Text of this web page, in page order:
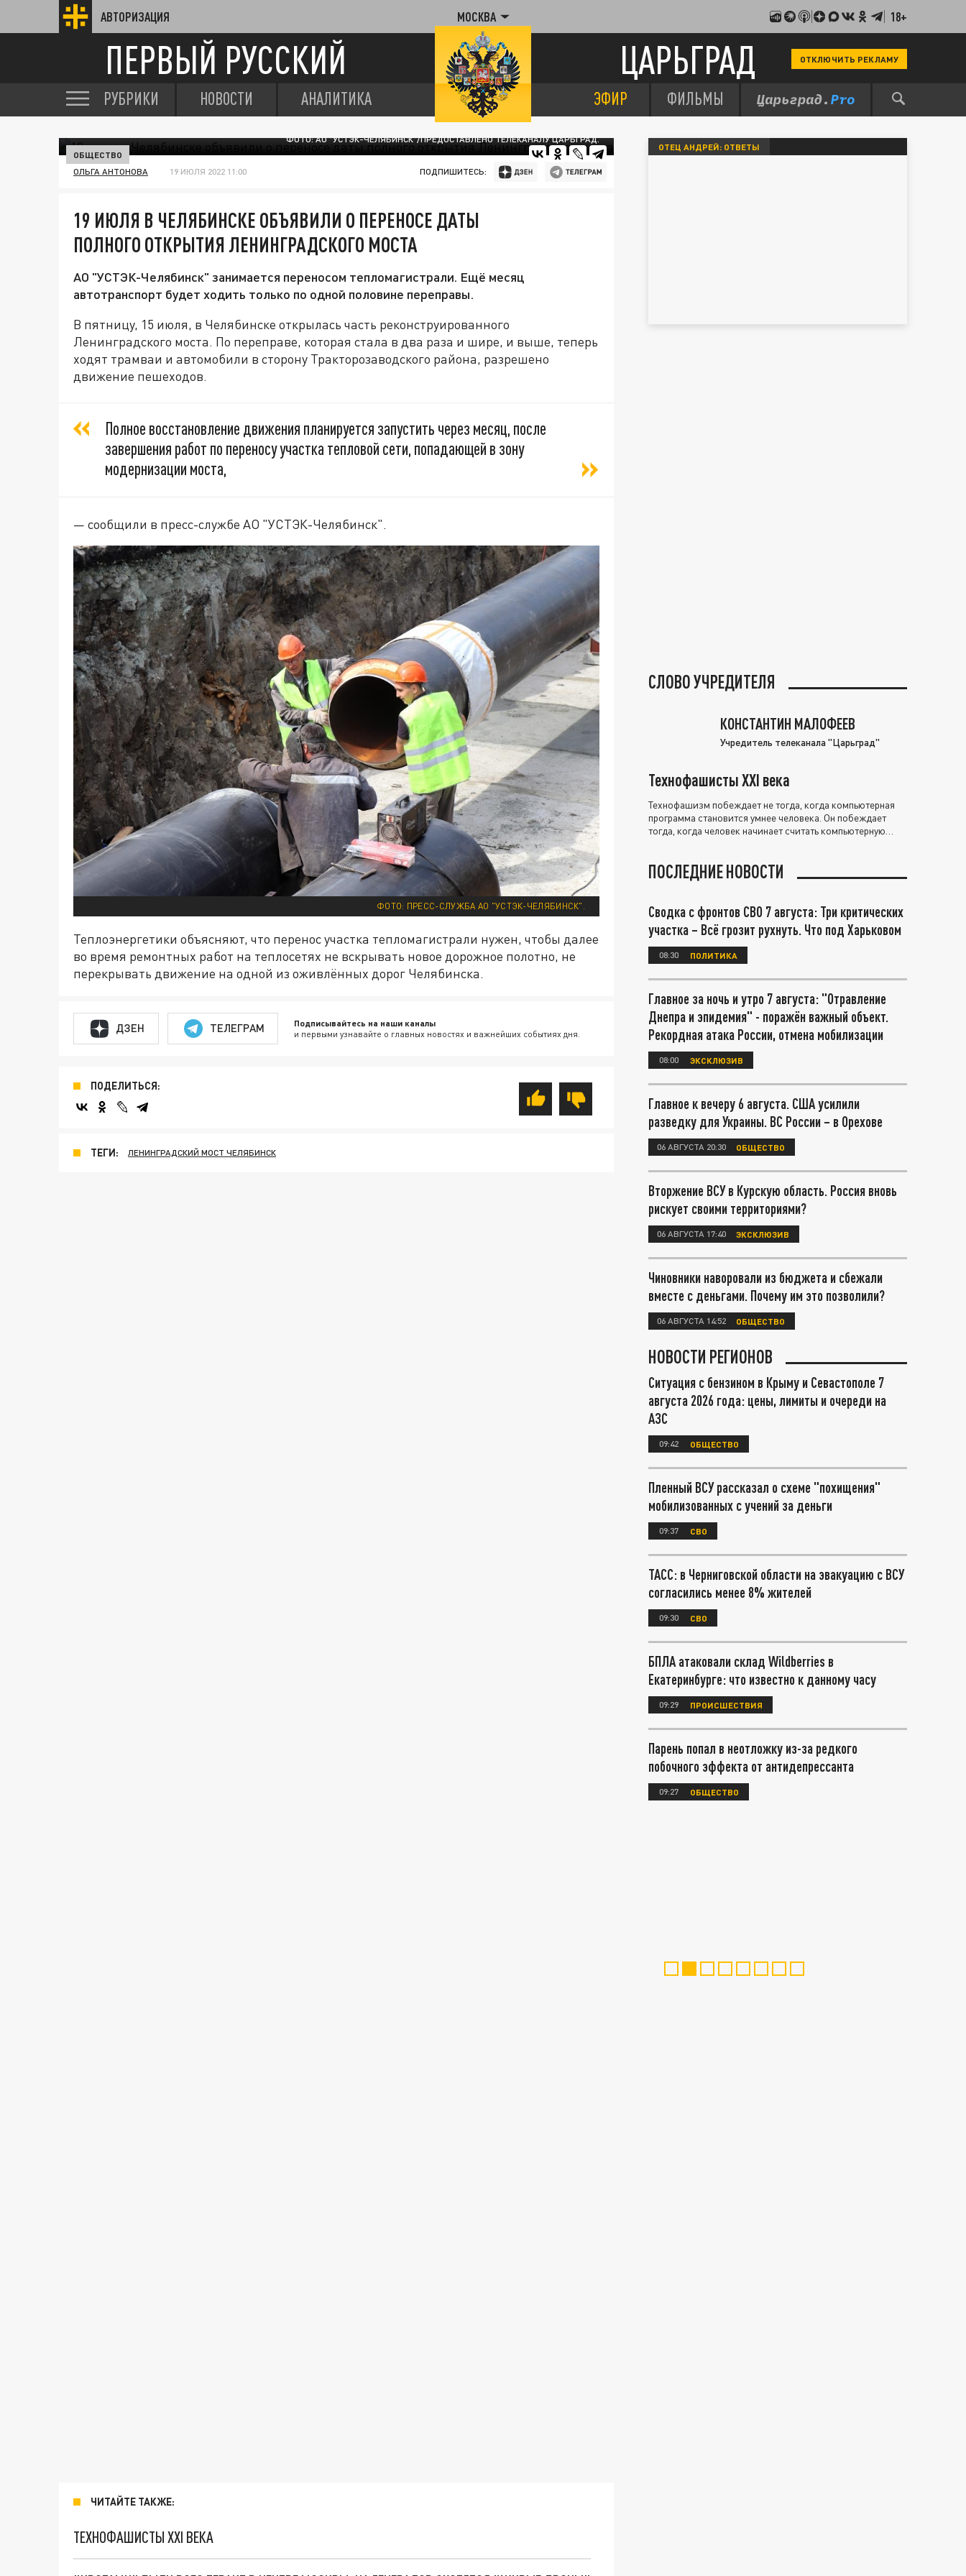
АВТОРИЗАЦИЯ МОСКВА 18+
ПЕРВЫЙ РУССКИЙ ЦАРЬГРАД ОТКЛЮЧИТЬ РЕКЛАМУ
РУБРИКИ НОВОСТИ АНАЛИТИКА ЭФИР ФИЛЬМЫ
ФОТО: АО "УСТЭК-ЧЕЛЯБИНСК"/ПРЕДОСТАВЛЕНО ТЕЛЕКАНАЛУ ЦАРЬГРАД.
ОБЩЕСТВО
ОЛЬГА АНТОНОВА 19 ИЮЛЯ 2022 11:00 ПОДПИШИТЕСЬ:
19 ИЮЛЯ В ЧЕЛЯБИНСКЕ ОБЪЯВИЛИ О ПЕРЕНОСЕ ДАТЫ
ПОЛНОГО ОТКРЫТИЯ ЛЕНИНГРАДСКОГО МОСТА
АО "УСТЭК-Челябинск" занимается переносом тепломагистрали. Ещё месяц
автотранспорт будет ходить только по одной половине переправы.
В пятницу, 15 июля, в Челябинске открылась часть реконструированного
Ленинградского моста. По переправе, которая стала в два раза и шире, и выше, теперь
ходят трамваи и автомобили в сторону Тракторозаводского района, разрешено
движение пешеходов.
Полное восстановление движения планируется запустить через месяц, после
завершения работ по переносу участка тепловой сети, попадающей в зону
модернизации моста,
— сообщили в пресс-службе АО "УСТЭК-Челябинск".
ФОТО: ПРЕСС-СЛУЖБА АО "УСТЭК-ЧЕЛЯБИНСК".
Теплоэнергетики объясняют, что перенос участка тепломагистрали нужен, чтобы далее
во время ремонтных работ на теплосетях не вскрывать новое дорожное полотно, не
перекрывать движение на одной из оживлённых дорог Челябинска.
ДЗЕН ТЕЛЕГРАМ Подписывайтесь на наши каналы
и первыми узнавайте о главных новостях и важнейших событиях дня.
ПОДЕЛИТЬСЯ:
ТЕГИ: ЛЕНИНГРАДСКИЙ МОСТ ЧЕЛЯБИНСК
ЧИТАЙТЕ ТАКЖЕ:
ТЕХНОФАШИСТЫ XXI ВЕКА
ОТЕЦ АНДРЕЙ: ОТВЕТЫ
СЛОВО УЧРЕДИТЕЛЯ
КОНСТАНТИН МАЛОФЕЕВ
Учредитель телеканала "Царьград"
Технофашисты XXI века
Технофашизм побеждает не тогда, когда компьютерная
программа становится умнее человека. Он побеждает
тогда, когда человек начинает считать компьютерную
ПОСЛЕДНИЕ НОВОСТИ
Сводка с фронтов СВО 7 августа: Три критических
участка – Всё грозит рухнуть. Что под Харьковом
08:30 ПОЛИТИКА
Главное за ночь и утро 7 августа: "Отравление
Днепра и эпидемия" - поражён важный объект.
Рекордная атака России, отмена мобилизации
08:00 ЭКСКЛЮЗИВ
Главное к вечеру 6 августа. США усилили
разведку для Украины. ВС России – в Орехове
06 АВГУСТА 20:30 ОБЩЕСТВО
Вторжение ВСУ в Курскую область. Россия вновь
рискует своими территориями?
06 АВГУСТА 17:40 ЭКСКЛЮЗИВ
Чиновники наворовали из бюджета и сбежали
вместе с деньгами. Почему им это позволили?
06 АВГУСТА 14:52 ОБЩЕСТВО
НОВОСТИ РЕГИОНОВ
Ситуация с бензином в Крыму и Севастополе 7
августа 2026 года: цены, лимиты и очереди на
АЗС
09:42 ОБЩЕСТВО
Пленный ВСУ рассказал о схеме "похищения"
мобилизованных с учений за деньги
09:37 СВО
ТАСС: в Черниговской области на эвакуацию с ВСУ
согласились менее 8% жителей
09:30 СВО
БПЛА атаковали склад Wildberries в
Екатеринбурге: что известно к данному часу
09:29 ПРОИСШЕСТВИЯ
Парень попал в неотложку из-за редкого
побочного эффекта от антидепрессанта
09:27 ОБЩЕСТВО